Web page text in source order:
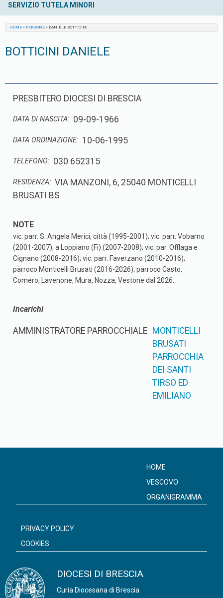
SERVIZIO TUTELA MINORI
HOME » PERSONE » DANIELE BOTTICINI
BOTTICINI DANIELE
PRESBITERO DIOCESI DI BRESCIA
DATA DI NASCITA: 09-09-1966
DATA ORDINAZIONE: 10-06-1995
TELEFONO: 030 652315
RESIDENZA: VIA MANZONI, 6, 25040 MONTICELLI
BRUSATI BS
vic. parr. S. Angela Merici, città (1995-2001); vic. parr. Vobarno
(2001-2007); a Loppiano (Fi) (2007-2008); vic. par. Offlaga e
Cignano (2008-2016); vic. parr. Faverzano (2010-2016);
parroco Monticelli Brusati (2016-2026); parroco Casto,
Comero, Lavenone, Mura, Nozza, Vestone dal 2026.
Incarichi
AMMINISTRATORE PARROCCHIALE MONTICELLI
BRUSATI
PARROCCHIA
DEI SANTI
TIRSO ED
EMILIANO
DIOCESI DI BRESCIA
Curia Diocesana di Brescia
HOME
VESCOVO
ORGANIGRAMMA
PRIVACY POLICY
COOKIES